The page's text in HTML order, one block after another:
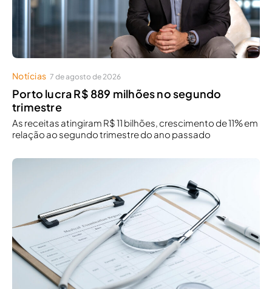
Notícias 7 de agosto de 2026
Porto lucra R$ 889 milhões no segundo
trimestre
As receitas atingiram R$ 11 bilhões, crescimento de 11% em
relação ao segundo trimestre do ano passado